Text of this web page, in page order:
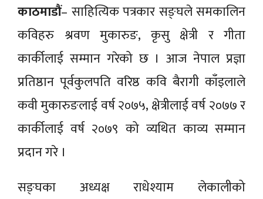
काठमाडौं– साहित्यिक पत्रकार सङ्घले समकालिन
कविहरु श्रवण मुकारुङ, कृसु क्षेत्री र गीता
कार्कीलाई सम्मान गरेको छ । आज नेपाल प्रज्ञा
प्रतिष्ठान पूर्वकुलपति वरिष्ठ कवि बैरागी काँइलाले
कवी मुकारुङलाई वर्ष २०७५, क्षेत्रीलाई वर्ष २०७७ र
कार्कीलाई वर्ष २०७९ को व्यथित काव्य सम्मान
प्रदान गरे ।
सङ्घका अध्यक्ष राधेश्याम लेकालीको